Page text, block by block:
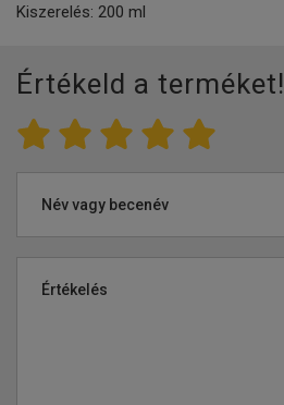
Kiszerelés: 200 ml
Értékeld a terméket!
Név vagy becenév
Értékelés